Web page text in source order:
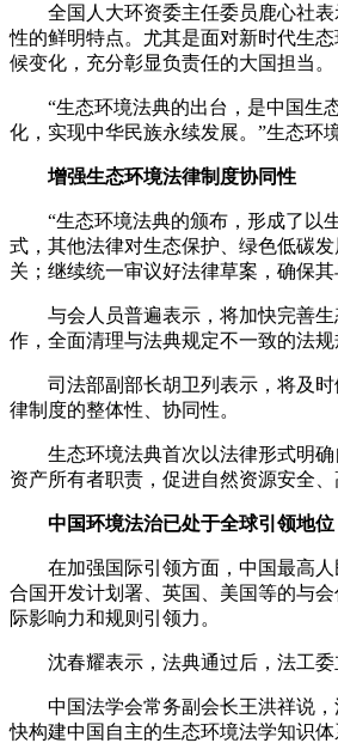
全国人大环资委主任委员鹿心社表
性的鲜明特点。尤其是面对新时代生
候变化，充分彰显负责任的大国担当。
“生态环境法典的出台，是中国生态
化，实现中华民族永续发展。”生态环
增强生态环境法律制度协同性
“生态环境法典的颁布，形成了以生
式，其他法律对生态保护、绿色低碳
关；继续统一审议好法律草案，确保
与会人员普遍表示，将加快完善生
作，全面清理与法典规定不一致的法
司法部副部长胡卫列表示，将及时
律制度的整体性、协同性。
生态环境法典首次以法律形式明确
资产所有者职责，促进自然资源安全、
中国环境法治已处于全球引领地位
在加强国际引领方面，中国最高人
合国开发计划署、英国、美国等的与
际影响力和规则引领力。
沈春耀表示，法典通过后，法工委
中国法学会常务副会长王洪祥说，
快构建中国自主的生态环境法学知识体